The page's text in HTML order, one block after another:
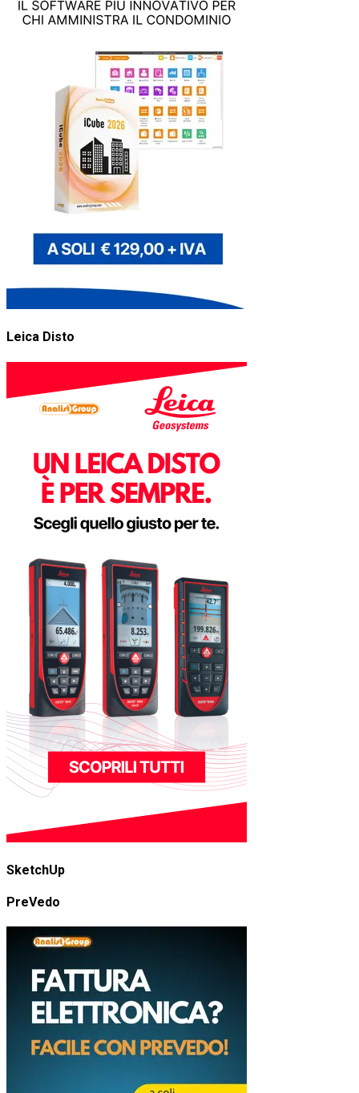
Leica Disto
SketchUp
PreVedo